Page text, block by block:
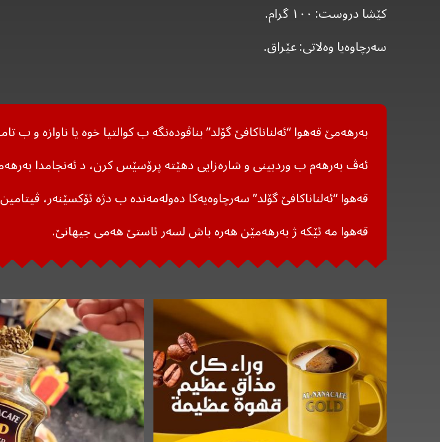
کێشا دروست: ١٠٠ گرام.
سەرچاوەیا وەلاتی: عێراق.
بەرهەمێ قەهوا “ئەلناناکافێ گۆلد” بناڤودەنگە ب کوالتیا خوە یا ناوازە و ب
ئەڤ بەرهەم ب وردبینی و شارەزایی دهێتە پرۆسێس کرن، د ئەنجامدا
قەهوا “ئەلناناکافێ گۆلد” سەرچاوەیەکا دەولەمەندە ب دژە ئۆکسێنەر، ڤیتامین B2، B3 و B5، مەنگەنیز، مەگنیسیۆم و پۆتاسیۆم.
قەهوا مە ئێکە ژ بەرهەمێن هەرە باش لسەر ئاستێ هەمی جیهانێ.